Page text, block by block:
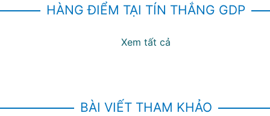
HÀNG ĐIỂM TẠI TÍN THẮNG GDP
Xem tất cả
BÀI VIẾT THAM KHẢO